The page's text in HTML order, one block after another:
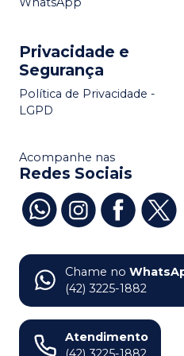
Privacidade e
Segurança
Política de Privacidade -
LGPD
Acompanhe nas
Redes Sociais
Chame no
(42) 3225-1882
Atendimento